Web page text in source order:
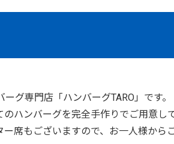
グ専門店「ハンバーグTARO」です。
ハンバーグを完全手作りでご用意して
席もございますので、お一人様から